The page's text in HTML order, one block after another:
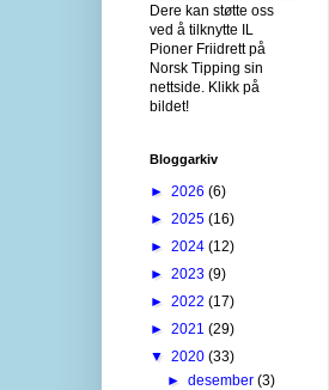
Dere kan støtte oss
ved å tilknytte IL
Pioner Friidrett på
Norsk Tipping sin
nettside. Klikk på
bildet!
Bloggarkiv
► 2026 (6)
► 2025 (16)
► 2024 (12)
► 2023 (9)
► 2022 (17)
► 2021 (29)
▼ 2020 (33)
►desember(3)